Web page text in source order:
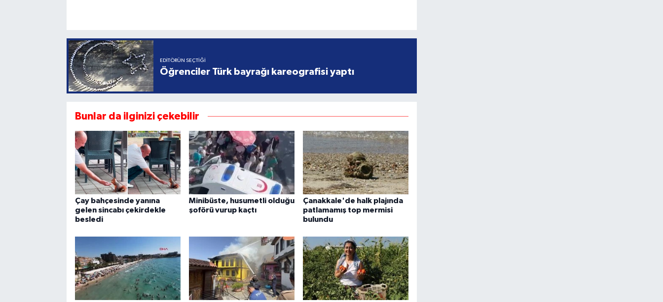
EDITÖRÜN SEÇTIĞI
Öğrenciler Türk bayrağı kareografisi yaptı
Bunlar da ilginizi çekebilir
Çay bahçesinde yanına
gelen sincabı çekirdekle
besledi
Minibüste, husumetli olduğu
şoförü vurup kaçtı
Çanakkale'de halk plajında
patlamamış top mermisi
bulundu